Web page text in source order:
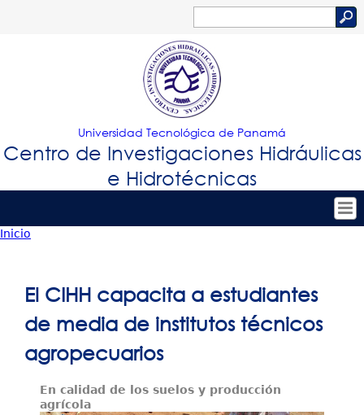
Jump to navigation
de
búsqueda
Universidad Tecnológica de Panamá
Centro de Investigaciones Hidráulicas
e Hidrotécnicas
Tropical
Principal
Personal
Proyectos de Investigación
Publicaciones
Investigación y Desarrollo
está
Inicio
El CIHH capacita a estudiantes
de media de institutos técnicos
agropecuarios
En calidad de los suelos y producción
agrícola